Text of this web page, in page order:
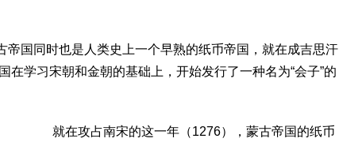
帝国同时也是人类史上一个早熟的纸币帝国，就在成吉思汗
在学习宋朝和金朝的基础上，开始发行了一种名为“会子”的
就在攻占南宋的这一年（1276），蒙古帝国的纸币